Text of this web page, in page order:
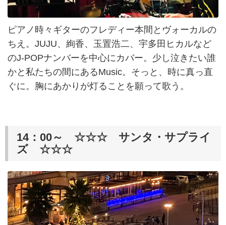
ピアノ時々ギターのフレディー本間とヴォーカルの
ちえ。JUJU、絢香、玉置浩二、宇多田ヒカルなど
のJ-POPナンバーを中心にカバー。少し泣きたい誰
かと私たちの間にあるMusic。そっと、時に真っ直
ぐに。胸にあかりが灯ることを願って歌う。
14：00～ ☆☆☆ サンタ・サプライ
ズ ☆☆☆